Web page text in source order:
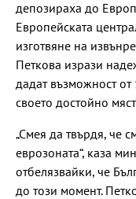
депозираха до
Европейската
изготвяне на
Петкова изрази
дадат възможност от
своето достойно
„Смея да твърдя, че
еврозоната“, каза
отбелязвайки, че
до този момент.